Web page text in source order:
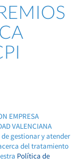
EMPRESA
VALENCIANA
gestionar y atender
del tratamiento
Política de